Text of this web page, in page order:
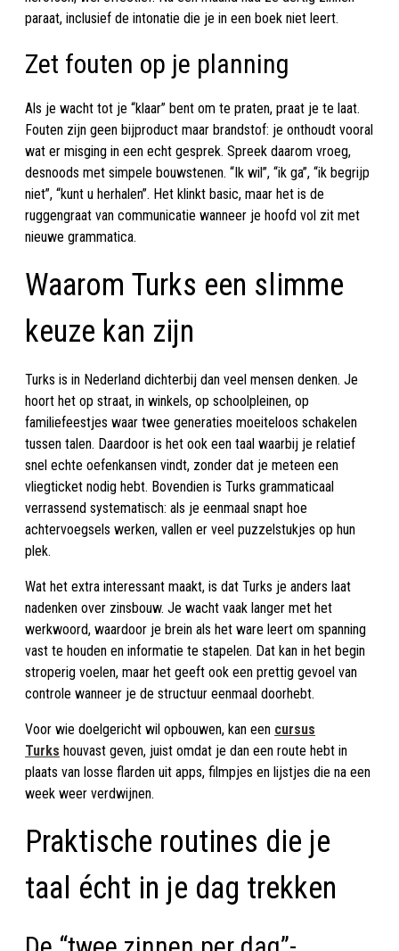
paraat, inclusief de intonatie die je in een boek niet leert.
Zet fouten op je planning
Als je wacht tot je “klaar” bent om te praten, praat je te laat.
Fouten zijn geen bijproduct maar brandstof: je onthoudt vooral
wat er misging in een echt gesprek. Spreek daarom vroeg,
desnoods met simpele bouwstenen. “Ik wil”, “ik ga”, “ik begrijp
niet”, “kunt u herhalen”. Het klinkt basic, maar het is de
ruggengraat van communicatie wanneer je hoofd vol zit met
nieuwe grammatica.
Waarom Turks een slimme
keuze kan zijn
Turks is in Nederland dichterbij dan veel mensen denken. Je
hoort het op straat, in winkels, op schoolpleinen, op
familiefeestjes waar twee generaties moeiteloos schakelen
tussen talen. Daardoor is het ook een taal waarbij je relatief
snel echte oefenkansen vindt, zonder dat je meteen een
vliegticket nodig hebt. Bovendien is Turks grammaticaal
verrassend systematisch: als je eenmaal snapt hoe
achtervoegsels werken, vallen er veel puzzelstukjes op hun
plek.
Wat het extra interessant maakt, is dat Turks je anders laat
nadenken over zinsbouw. Je wacht vaak langer met het
werkwoord, waardoor je brein als het ware leert om spanning
vast te houden en informatie te stapelen. Dat kan in het begin
stroperig voelen, maar het geeft ook een prettig gevoel van
controle wanneer je de structuur eenmaal doorhebt.
Voor wie doelgericht wil opbouwen, kan een cursus
Turks houvast geven, juist omdat je dan een route hebt in
plaats van losse flarden uit apps, filmpjes en lijstjes die na een
week weer verdwijnen.
Praktische routines die je
taal écht in je dag trekken